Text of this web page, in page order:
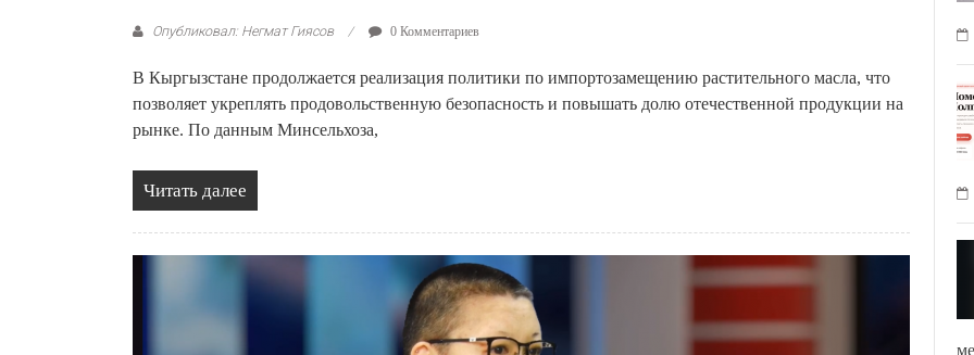
Опубликовал: Негмат Гиясов 0 Комментариев
В Кыргызстане продолжается реализация политики по импортозамещению растительного масла, что
позволяет укреплять продовольственную безопасность и повышать долю отечественной продукции на
рынке. По данным Минсельхоза,
Читать далее